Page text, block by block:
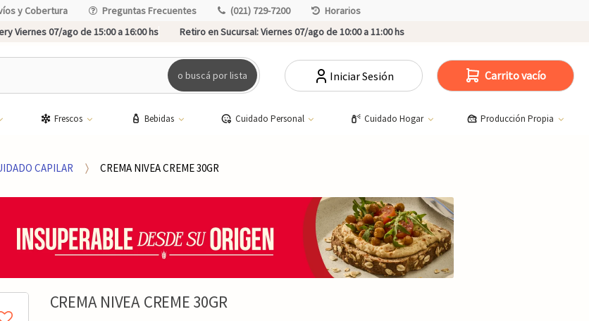
y Cobertura Preguntas Frecuentes (021) 729-7200
Horarios
Viernes 07/ago de 15:00 a 16:00 hs Retiro en Sucursal:Viernes 07/ago de 10:00 a 11:00 hs
o buscá por lista Iniciar Sesión Carrito vacío
Frescos Bebidas Cuidado Personal Cuidado Hogar Producción Propia
CAPILAR CREMA NIVEA CREME 30GR
CREMA NIVEA CREME 30GR